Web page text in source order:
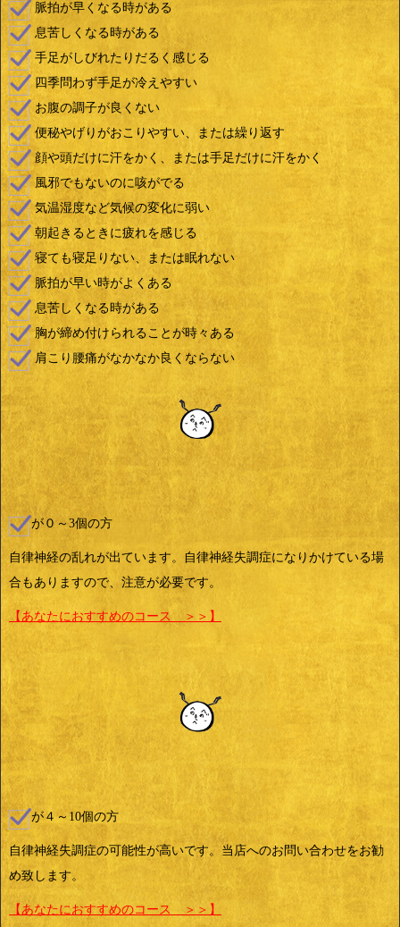
脈拍が早くなる時がある
息苦しくなる時がある
手足がしびれたりだるく感じる
四季問わず手足が冷えやすい
お腹の調子が良くない
便秘やげりがおこりやすい、または繰り返す
顔や頭だけに汗をかく、または手足だけに汗をかく
風邪でもないのに咳がでる
気温湿度など気候の変化に弱い
朝起きるときに疲れを感じる
寝ても寝足りない、または眠れない
脈拍が早い時がよくある
息苦しくなる時がある
胸が締め付けられることが時々ある
肩こり腰痛がなかなか良くならない
が０～3個の方
自律神経の乱れが出ています。自律神経失調症になりかけている場
合もありますので、注意が必要です。
【あなたにおすすめのコース ＞＞】
が４～10個の方
自律神経失調症の可能性が高いです。当店へのお問い合わせをお勧
め致します。
【あなたにおすすめのコース ＞＞】